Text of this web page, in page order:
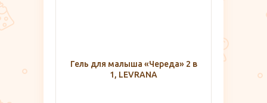
Гель для малыша «Череда» 2 в
1, LEVRANA